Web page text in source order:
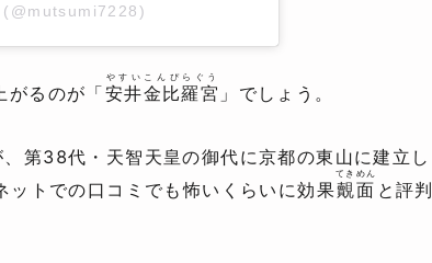
(@mutsumi7228)
がるのが「安井金比羅宮
やすいこんぴらぐう
」でしょう。
、第38代・天智天皇の御代に京都の東山に建立し
トでの口コミでも怖いくらいに効果覿面
てきめん
と評判